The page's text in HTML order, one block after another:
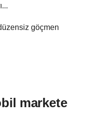
göçmen
markete